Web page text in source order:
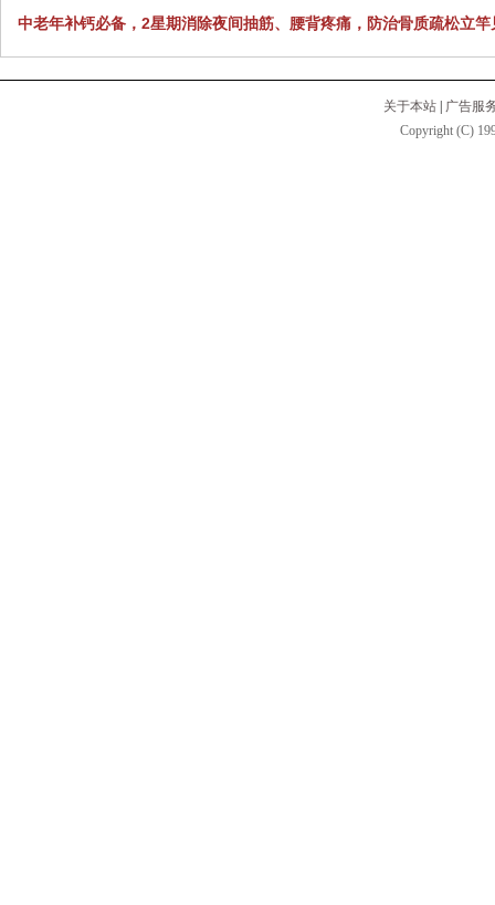
中老年补钙必备，2星期消除夜间抽筋、腰背疼痛，防治骨质疏松立竿
关于本站
广告服
Copyright (C)